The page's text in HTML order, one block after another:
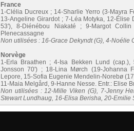
France
1-Clélia Ducreux ; 14-Sharlie Yerro (3-Mayra
13-Angeline Girardot ; 7-Léa Motyka, 12-
53'), 8-Diénébou Niakaté ; 9-Margot
Plenecassagne
Non utilisées : 16-Grace Dekyndt (G), 4-
Norvège
1-Erla Braathen ; 4-Isa Bekken Lund
Jonsson 70') ; 18-Lina Mørch (19-Johanna
Lepore, 15-Sofia Eugenie Mendelin-Norebø
11-Maia Melgård, 9-Hanne Nesse. Entr.: Elise
Non utilisées : 12-Mille Viken (G), 7-Jenny
Stewart Lundhaug, 16-Elisa Berisha, 20-Emilie